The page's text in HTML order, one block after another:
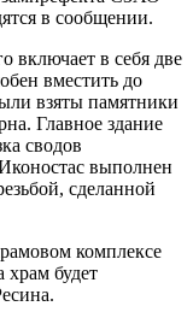
в сообщении.
включает в себя две
вместить до
взяты памятники
Главное здание
сводов
выполнен
сделанной
комплексе
будет